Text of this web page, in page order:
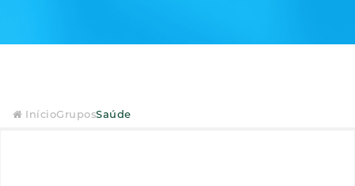
InícioGruposSaúde